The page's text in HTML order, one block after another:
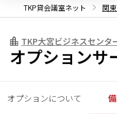
TKP貸会議室ネット
関東
TKP大宮ビジネスセンタ
オプションサ
オプションについて